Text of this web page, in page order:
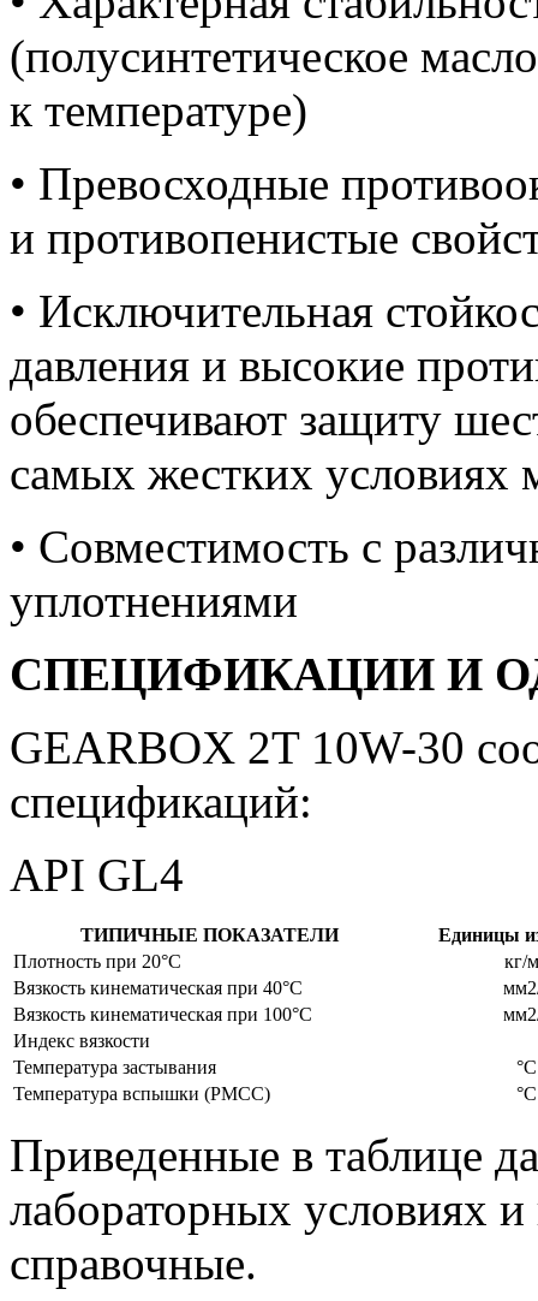
(полусинтетическое
к температуре)
• Превосходные
и противопенистые
• Исключительная
давления и высокие
обеспечивают защиту
самых жестких условиях
• Совместимость с
уплотнениями
СПЕЦИФИКАЦИИ И
GEARBOX 2T 10W-30
спецификаций:
API GL4
ТИПИЧНЫЕ ПОКАЗАТЕЛИ
Единицы
Плотность при 20°C
кг/
Вязкость кинематическая при 40°C
Вязкость кинематическая при 100°C
Индекс вязкости
Температура застывания
°C
Температура вспышки (PMCC)
°C
Приведенные в таблице
лабораторных условиях и
справочные.